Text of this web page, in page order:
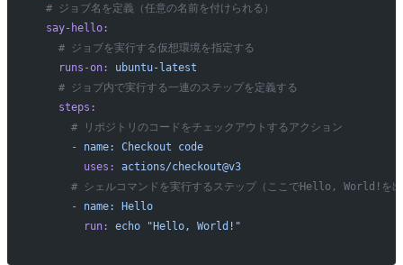
  # ジョブ名を定義（任意の名前を付けられる）
  say-hello:
    # ジョブを実行する仮想環境を指定する
    runs-on:
ubuntu-latest
    # ジョブ内で実行する一連のステップを定義する
    steps:
      # リポジトリのコードをチェックアウトするアクション
      -
name: Checkout code
        uses:
actions/checkout@v3
# シェルコマンドを実行するステップ（ここでHello, World!を
      -
name:
Hello
        run:
echo "Hello, World!"